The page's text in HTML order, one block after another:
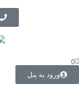
0
ورود به پنل